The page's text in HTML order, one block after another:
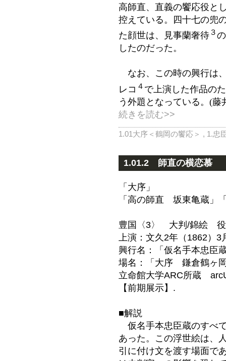
高師直、直義の饗応役と
控えている。四十七の兜
た顔世は、見事蘭奢待３
したのだった 。
なお、この時の興行は
レコ ４ で上演した作品の
う外題となっている。 (藤
続きを読む>>
1.01大序＜鶴岡の饗応＞ , 1.忠
1.01.2 師直の横恋慕
「大序」
「高の師直 坂東亀蔵」
豊国〈3〉 大判/錦絵 役
上演：文久2年（1862）
興行名：「仮名手本忠臣
場名：「大序 鎌倉鶴ヶ
立命館大学ARC所蔵
【前期展示】.
■解説
仮名手本忠臣蔵のすべ
あった。この浮世絵は、
引に付け文を渡す場面で